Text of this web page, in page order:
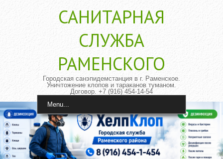
САНИТАРНАЯ
CЛУЖБА
РАМЕНСКОГО
Городская санэпидемстанция в г. Раменское.
Уничтожение клопов и тараканов туманом.
Договор. +7 (916) 454-14-54
Menu...